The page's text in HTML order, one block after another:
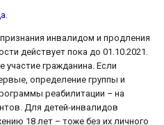
.
инвалидом и продления
действует пока до 01.10.2021.
гражданина. Если
определение группы и
реабилитации – на
Для детей-инвалидов
18 лет – тоже без их личного